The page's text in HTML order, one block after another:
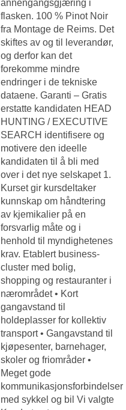
annengangsgjæring i
flasken. 100 % Pinot Noir
fra Montage de Reims. Det
skiftes av og til leverandør,
og derfor kan det
forekomme mindre
endringer i de tekniske
dataene. Garanti – Gratis
erstatte kandidaten HEAD
HUNTING / EXECUTIVE
SEARCH identifisere og
motivere den ideelle
kandidaten til å bli med
over i det nye selskapet 1.
Kurset gir kursdeltaker
kunnskap om håndtering
av kjemikalier på en
forsvarlig måte og i
henhold til myndighetenes
krav. Etablert business-
cluster med bolig,
shopping og restauranter i
nærområdet • Kort
gangavstand til
holdeplasser for kollektiv
transport • Gangavstand til
kjøpesenter, barnehager,
skoler og friområder •
Meget gode
kommunikasjonsforbindelser
med sykkel og bil Vi valgte